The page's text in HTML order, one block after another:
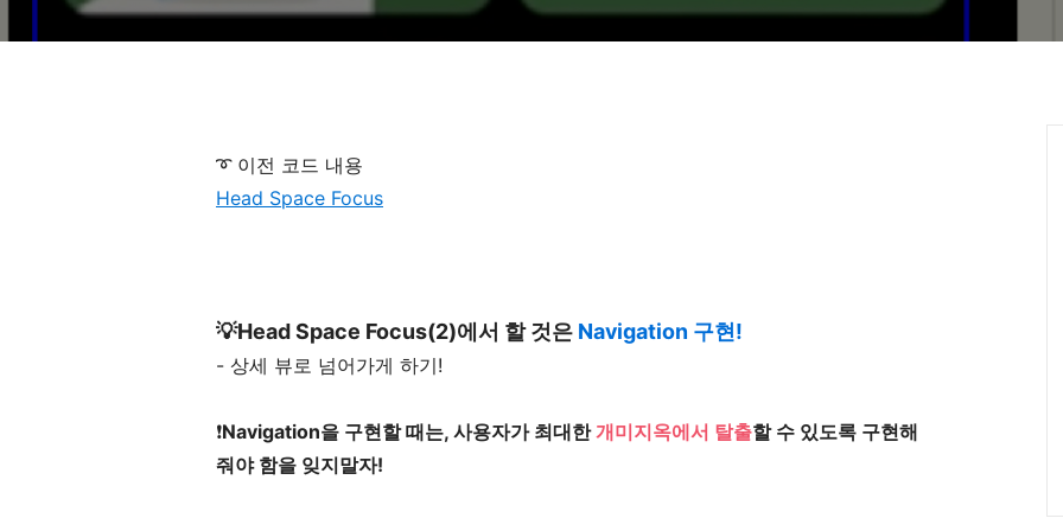
➰ 이전 코드 내용
Head Space Focus
💡Head Space Focus(2)에서 할 것은 Navigation 구현!
- 상세 뷰로 넘어가게 하기!
❗️Navigation을 구현할 때는, 사용자가 최대한개미지옥에서 탈출할 수 있도록 구현해
줘야 함을 잊지말자!